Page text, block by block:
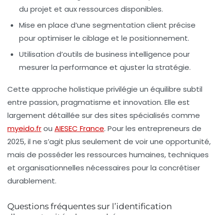
du projet et aux ressources disponibles.
Mise en place d’une segmentation client précise
pour optimiser le ciblage et le positionnement.
Utilisation d’outils de business intelligence pour
mesurer la performance et ajuster la stratégie.
Cette approche holistique privilégie un équilibre subtil
entre passion, pragmatisme et innovation. Elle est
largement détaillée sur des sites spécialisés comme
myeido.frou AIESEC France. Pour les entrepreneurs de
2025, il ne s’agit plus seulement de voir une opportunité,
mais de posséder les ressources humaines, techniques
et organisationnelles nécessaires pour la concrétiser
durablement.
Questions fréquentes sur l’identification